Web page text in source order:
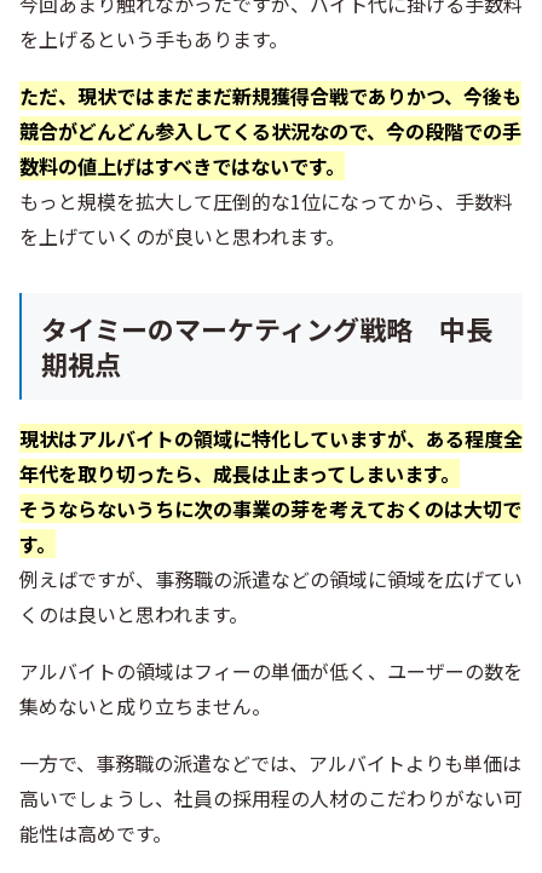
を上げるという手もあります。
ただ、現状ではまだまだ新規獲得合戦でありかつ、今後も
競合がどんどん参入してくる状況なので、今の段階での手
数料の値上げはすべきではないです。
もっと規模を拡大して圧倒的な1位になってから、手数料
を上げていくのが良いと思われます。
タイミーのマーケティング戦略 中長
期視点
現状はアルバイトの領域に特化していますが、ある程度全
年代を取り切ったら、成長は止まってしまいます。
そうならないうちに次の事業の芽を考えておくのは大切で
す。
例えばですが、事務職の派遣などの領域に領域を広げてい
くのは良いと思われます。
アルバイトの領域はフィーの単価が低く、ユーザーの数を
集めないと成り立ちません。
一方で、事務職の派遣などでは、アルバイトよりも単価は
高いでしょうし、社員の採用程の人材のこだわりがない可
能性は高めです。